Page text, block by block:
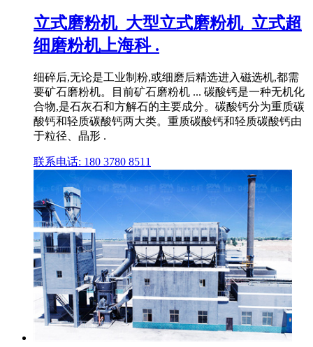
立式磨粉机_大型立式磨粉机_立式超
细磨粉机上海科 .
细碎后,无论是工业制粉,或细磨后精选进入磁选机,都需
要矿石磨粉机。目前矿石磨粉机 ... 碳酸钙是一种无机化
合物,是石灰石和方解石的主要成分。碳酸钙分为重质碳
酸钙和轻质碳酸钙两大类。重质碳酸钙和轻质碳酸钙由
于粒径、晶形 .
联系电话: 180 3780 8511